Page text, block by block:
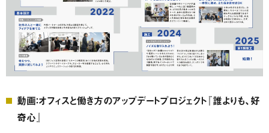
動画：オフィスと働き方のアップデートプロジェクト『誰よりも、好
奇心』